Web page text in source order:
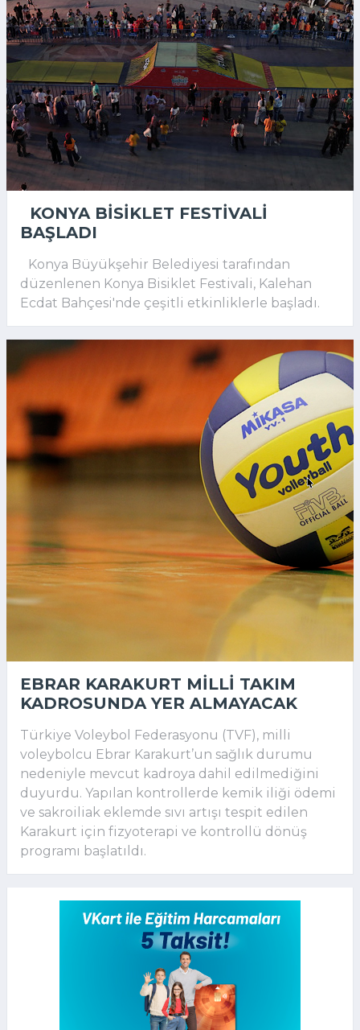
KONYA BISIKLET FESTIVALI
BAŞLADI
Konya Büyükşehir Belediyesi tarafından
düzenlenen Konya Bisiklet Festivali, Kalehan
Ecdat Bahçesi'nde çeşitli etkinliklerle başladı.
EBRAR KARAKURT MILLI TAKIM
KADROSUNDA YER ALMAYACAK
Türkiye Voleybol Federasyonu (TVF), milli
voleybolcu Ebrar Karakurt’un sağlık durumu
nedeniyle mevcut kadroya dahil edilmediğini
duyurdu. Yapılan kontrollerde kemik iliği ödemi
ve sakroiliak eklemde sıvı artışı tespit edilen
Karakurt için fizyoterapi ve kontrollü dönüş
programı başlatıldı.